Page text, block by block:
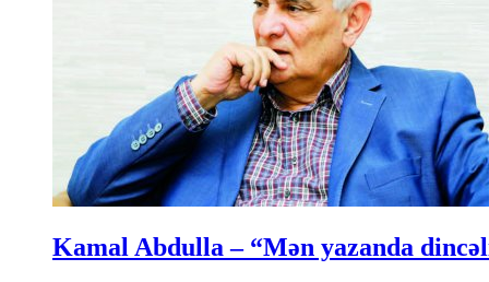
Kamal Abdulla – “Mən yazanda